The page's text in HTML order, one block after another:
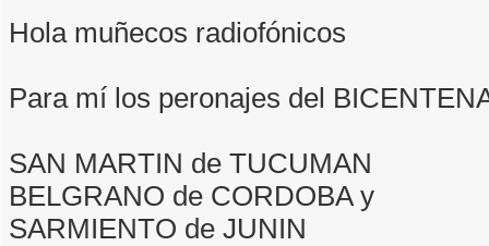
Hola muñecos radiofónicos
Para mí los peronajes del
SAN MARTIN de TUCUMAN
BELGRANO de CORDOBA y
SARMIENTO de JUNIN